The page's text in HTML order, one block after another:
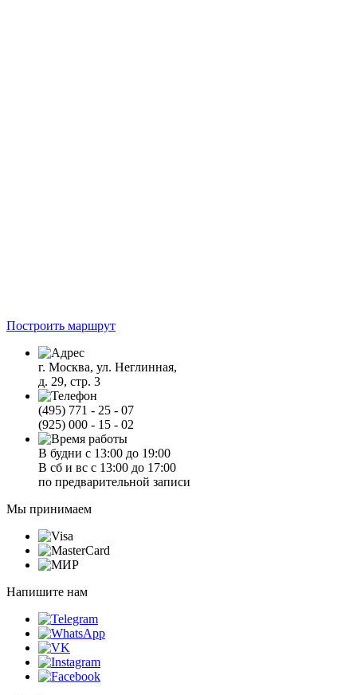
Построить маршрут
г. Москва, ул. Неглинная,
д. 29, стр. 3
(495) 771 - 25 - 07
(925) 000 - 15 - 02
В будни с 13:00 до 19:00
В сб и вс с 13:00 до 17:00
по предварительной записи
Мы принимаем
Напишите нам